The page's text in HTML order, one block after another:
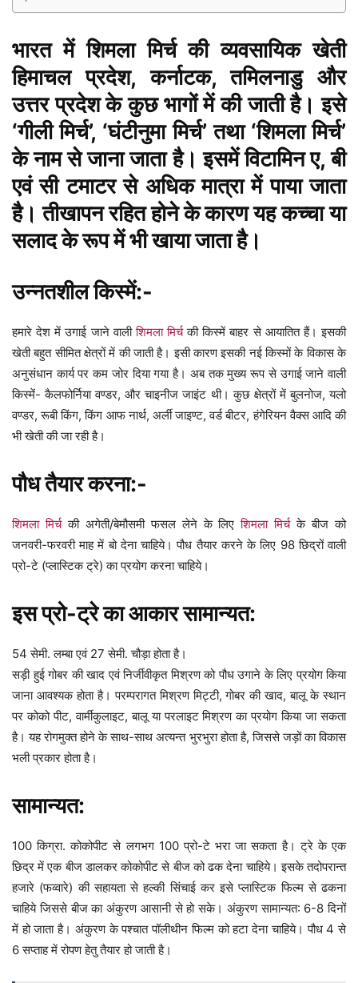
भारत मेंशिमला मिर्चकी व्यवसायिक खेती
हिमाचल प्रदेश, कर्नाटक, तमिलनाडु और
उत्तर प्रदेश के कुछ भागों में की जाती है। इसे
‘गीली मिर्च’, ‘घंटीनुमा मिर्च’ तथा ‘शिमला मिर्च’
के नाम से जाना जाता है। इसमें विटामिन ए, बी
एवं सी टमाटर से अधिक मात्रा में पाया जाता
है। तीखापन रहित होने के कारण यह कच्चा या
सलाद के रूप में भी खाया जाता है।
उन्नतशील किस्में:-
हमारे देश में उगाई जाने वालीशिमला मिर्चकी किस्में बाहर से आयातित हैं। इसकी
खेती बहुत सीमित क्षेत्रों में की जाती है। इसी कारण इसकी नई किस्मों के विकास के
अनुसंधान कार्य पर कम जोर दिया गया है। अब तक मुख्य रूप से उगाई जाने वाली
किस्में- कैलफोर्निया वण्डर, और चाइनीज जाइंट थी। कुछ क्षेत्रों में बुलनोज, यलो
वण्डर, रूबी किंग, किंग आफ नार्थ, अर्ली जाइण्ट, वर्ड बीटर, हंगेरियन वैक्स आदि की
भी खेती की जा रही है।
पौध तैयार करना:-
शिमला मिर्चकी अगेती/बेमौसमी फसल लेने के लिएशिमला मिर्चके बीज को
जनवरी-फरवरी माह में बो देना चाहिये। पौध तैयार करने के लिए 98 छिद्रों वाली
प्रो-टे (प्लास्टिक ट्रे) का प्रयोग करना चाहिये।
इस प्रो-ट्रे काआकार सामान्यत:
54 सेमी. लम्बा एवं 27 सेमी. चौड़ा होता है।
सड़ी हुई गोबर की खाद एवं निर्जीवीकृत मिश्रण को पौध उगाने के लिए प्रयोग किया
जाना आवश्यक होता है। परम्परागत मिश्रण मिट्टी, गोबर की खाद, बालू के स्थान
पर कोको पीट, वार्मीकुलाइट, बालू या परलाइट मिश्रण का प्रयोग किया जा सकता
है। यह रोगमुक्त होने के साथ-साथ अत्यन्त भुरभुरा होता है, जिससे जड़ों का विकास
भली प्रकार होता है।
सामान्यत:
100 किग्रा. कोकोपीट से लगभग 100 प्रो-टे भरा जा सकता है। ट्रे के एक
छिद्र में एक बीज डालकर कोकोपीट से बीज को ढक देना चाहिये। इसके तदोपरान्त
हजारे (फव्वारे) की सहायता से हल्की सिंचाई कर इसे प्लास्टिक फिल्म से ढकना
चाहिये जिससे बीज का अंकुरण आसानी से हो सके। अंकुरण सामान्यत: 6-8 दिनों
में हो जाता है। अंकुरण के पश्चात पॉलीथीन फिल्म को हटा देना चाहिये। पौध 4 से
6 सप्ताह में रोपण हेतु तैयार हो जाती है।